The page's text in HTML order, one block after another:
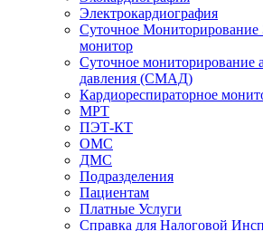
Электрокардиография
Суточное
монитор
Суточное мониторирование
давления (СМАД)
Кардиореспираторное
МРТ
ПЭТ-КТ
ОМС
ДМС
Подразделения
Пациентам
Платные Услуги
Справка для Налоговой